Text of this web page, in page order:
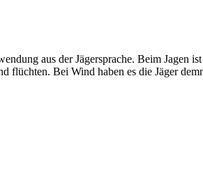
aus der Jägersprache. Beim Jagen
flüchten. Bei Wind haben es die Jäger